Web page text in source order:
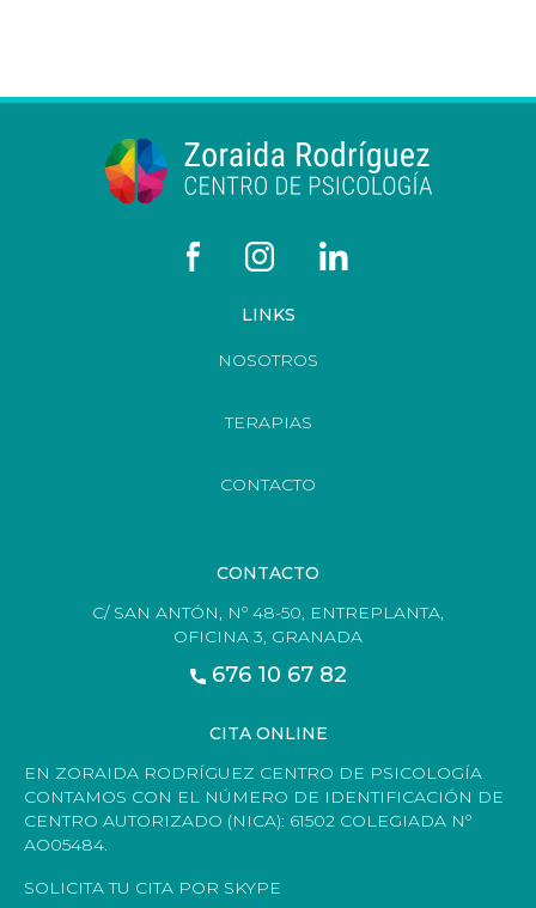
LINKS
NOSOTROS
TERAPIAS
CONTACTO
CONTACTO
C/ SAN ANTÓN, Nº 48-50, ENTREPLANTA,
OFICINA 3, GRANADA
676 10 67 82
CITA ONLINE
EN ZORAIDA RODRÍGUEZ CENTRO DE PSICOLOGÍA
CONTAMOS CON EL NÚMERO DE IDENTIFICACIÓN DE
CENTRO AUTORIZADO (NICA): 61502 COLEGIADA Nº
AO05484.
SOLICITA TU CITA POR SKYPE